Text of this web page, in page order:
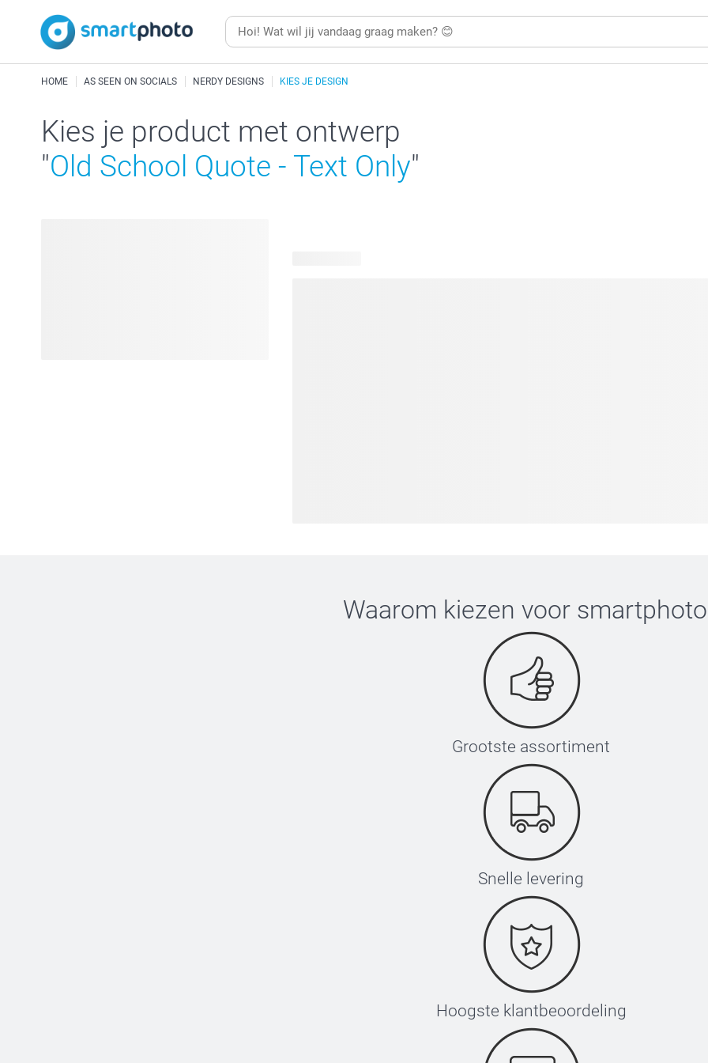
HOME AS SEEN ON SOCIALS NERDY DESIGNS KIES JE DESIGN
Kies je product met ontwerp
"Old School Quote - Text Only"
Waarom kiezen voor smartphoto
Grootste assortiment
Snelle levering
Hoogste klantbeoordeling